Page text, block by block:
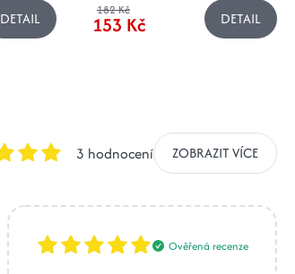
DETAIL 182 Kč
153 Kč DETAIL
3 hodnocení ZOBRAZIT VÍCE
Ověřená recenze